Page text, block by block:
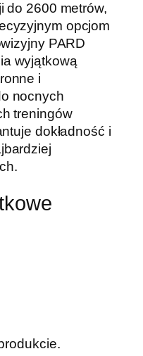
do 2600 metrów,
opcjom
PARD
wyjątkową
i
nocnych
treningów
dokładność i